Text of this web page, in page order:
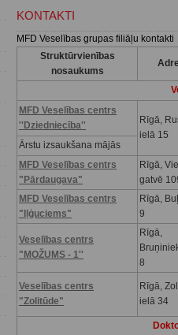
KONTAKTI
MFD Veselības grupas filiāļu kontakti
Struktūrvienības
nosaukums
MFD Veselības centrs
''Dziedniecība''
Rīgā,
ielā 15
Ārstu izsaukšana mājās
MFD Veselības centrs
"Pārdaugava"
Rīgā,
gatvē
MFD Veselības centrs
"Iļģuciems"
Rīgā,
9
Veselības centrs
"MOŽUMS - 1''
Rīgā,
8
Veselības centrs
"Zolitūde"
Rīgā,
ielā 34